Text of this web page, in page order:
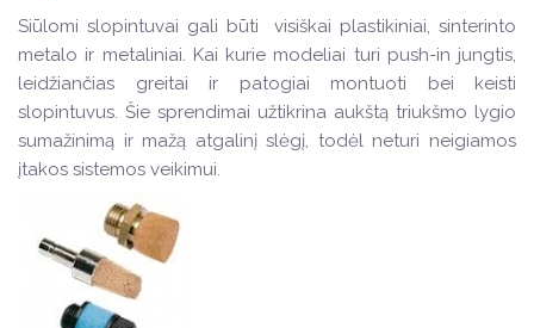
Siūlomi slopintuvai gali būti visiškai plastikiniai, sinterinto
metalo ir metaliniai. Kai kurie modeliai turi push-in jungtis,
leidžiančias greitai ir patogiai montuoti bei keisti
slopintuvus. Šie sprendimai užtikrina aukštą triukšmo lygio
sumažinimą ir mažą atgalinį slėgį, todėl neturi neigiamos
įtakos sistemos veikimui.